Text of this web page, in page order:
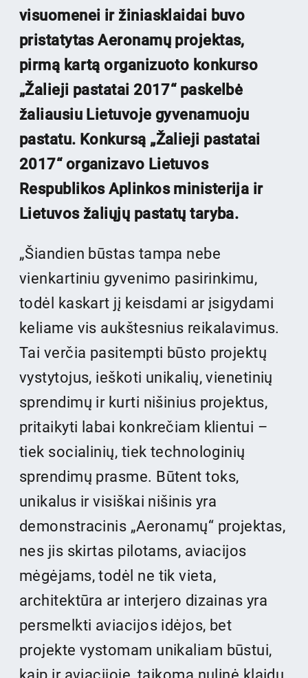
visuomenei ir žiniasklaidai buvo
pristatytas Aeronamų projektas,
pirmą kartą organizuoto konkurso
„Žalieji pastatai 2017“ paskelbė
žaliausiu Lietuvoje gyvenamuoju
pastatu. Konkursą „Žalieji pastatai
2017“ organizavo Lietuvos
Respublikos Aplinkos ministerija ir
Lietuvos žaliųjų pastatų taryba.
„Šiandien būstas tampa nebe
vienkartiniu gyvenimo pasirinkimu,
todėl kaskart jį keisdami ar įsigydami
keliame vis aukštesnius reikalavimus.
Tai verčia pasitempti būsto projektų
vystytojus, ieškoti unikalių, vienetinių
sprendimų ir kurti nišinius projektus,
pritaikyti labai konkrečiam klientui –
tiek socialinių, tiek technologinių
sprendimų prasme. Būtent toks,
unikalus ir visiškai nišinis yra
demonstracinis „Aeronamų“ projektas,
nes jis skirtas pilotams, aviacijos
mėgėjams, todėl ne tik vieta,
architektūra ar interjero dizainas yra
persmelkti aviacijos idėjos, bet
projekte vystomam unikaliam būstui,